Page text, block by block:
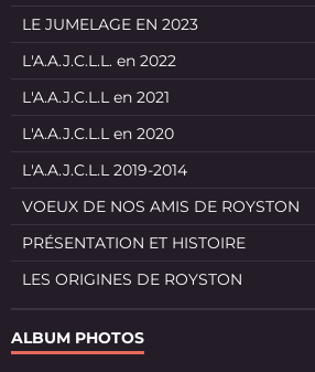
LE JUMELAGE EN 2023
L'A.A.J.C.L.L. en 2022
L'A.A.J.C.L.L en 2021
L'A.A.J.C.L.L en 2020
L'A.A.J.C.L.L 2019-2014
VOEUX DE NOS AMIS DE ROYSTON
PRÉSENTATION ET HISTOIRE
LES ORIGINES DE ROYSTON
ALBUM PHOTOS